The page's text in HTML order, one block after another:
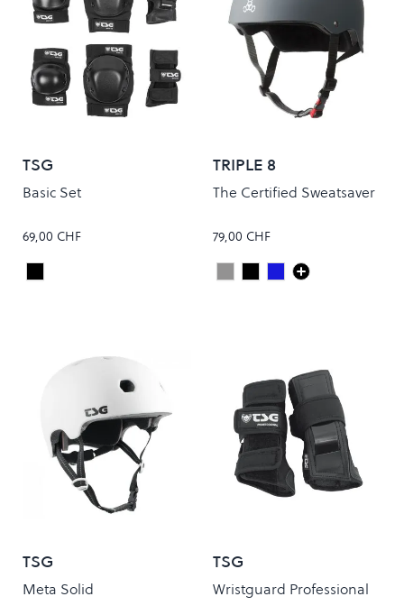
TSG
Basic Set
69,00 CHF
Colour
Black
TRIPLE 8
The Certified Sweatsaver
79,00 CHF
Colour
Carbon Rubber
Black Rubber
Navy Rubber
TSG
Meta Solid
TSG
Wristguard Professional